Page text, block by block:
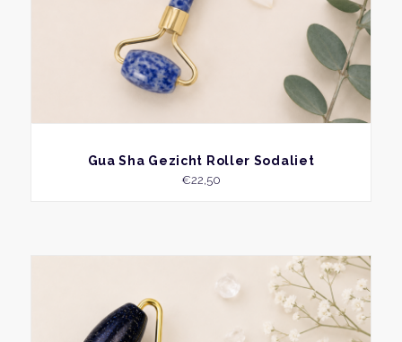
BEKIJK
Gua Sha Gezicht Roller Sodaliet
€22,50